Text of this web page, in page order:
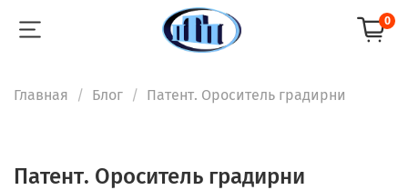
0
Главная Блог Патент. Ороситель градирни
Патент. Ороситель градирни